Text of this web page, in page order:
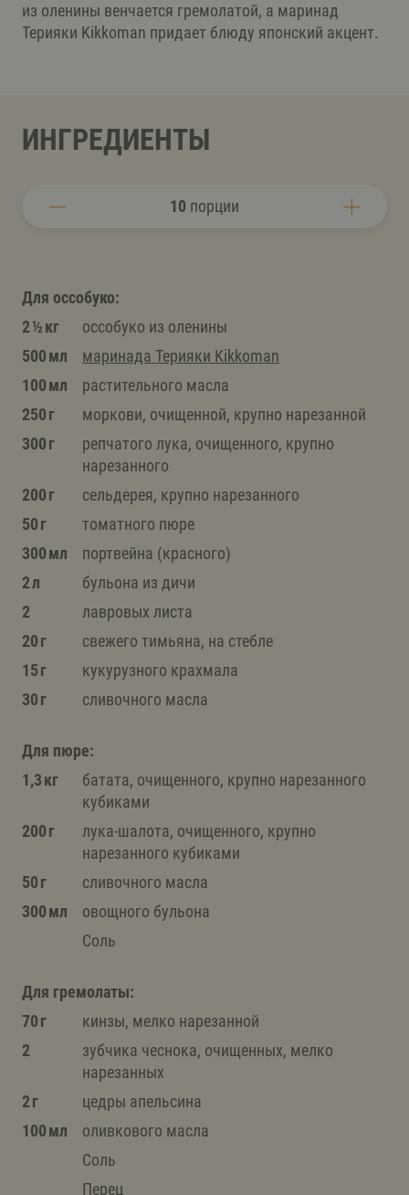
из оленины венчается гремолатой, а маринад
Терияки Kikkoman придает блюду японский акцент.
ИНГРЕДИЕНТЫ
10 порции
Для оссобуко:
2 ½ кг
оссобуко из оленины
500 мл
маринада Терияки Kikkoman
100 мл
растительного масла
250 г
моркови, очищенной, крупно нарезанной
300 г
репчатого лука, очищенного, крупно
нарезанного
200 г
сельдерея, крупно нарезанного
50 г
томатного пюре
300 мл
портвейна (красного)
2 л
бульона из дичи
2
лавровых листа
20 г
свежего тимьяна, на стебле
15 г
кукурузного крахмала
30 г
сливочного масла
Для пюре:
1,3 кг
батата, очищенного, крупно нарезанного
кубиками
200 г
лука-шалота, очищенного, крупно
нарезанного кубиками
50 г
сливочного масла
300 мл
овощного бульона
Соль
Для гремолаты:
70 г
кинзы, мелко нарезанной
2
зубчика чеснока, очищенных, мелко
нарезанных
2 г
цедры апельсина
100 мл
оливкового масла
Соль
Перец